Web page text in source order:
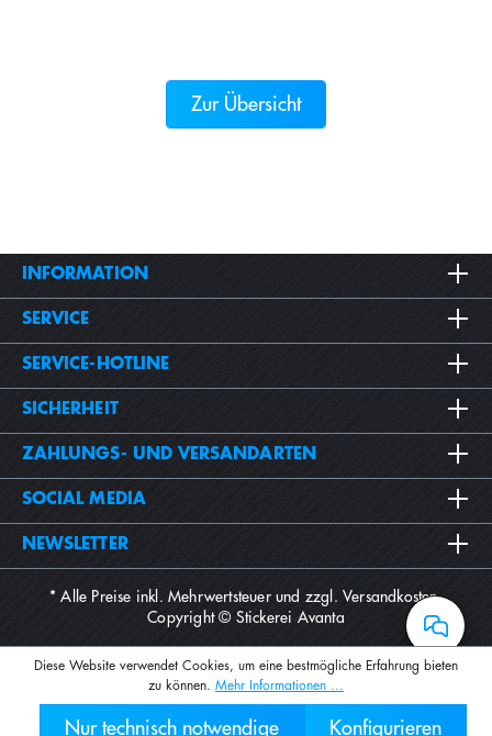
030 2000
Zur Übersicht
INFORMATION
SERVICE
SERVICE-HOTLINE
SICHERHEIT
ZAHLUNGS- UND VERSANDARTEN
SOCIAL MEDIA
NEWSLETTER
* Alle Preise inkl. Mehrwertsteuer und zzgl.Versandkosten.
Copyright © Stickerei Avanta
Diese Website verwendet Cookies, um eine bestmögliche Erfahrung bieten
zu können. Mehr Informationen ...
Nur technisch notwendige Konfigurieren